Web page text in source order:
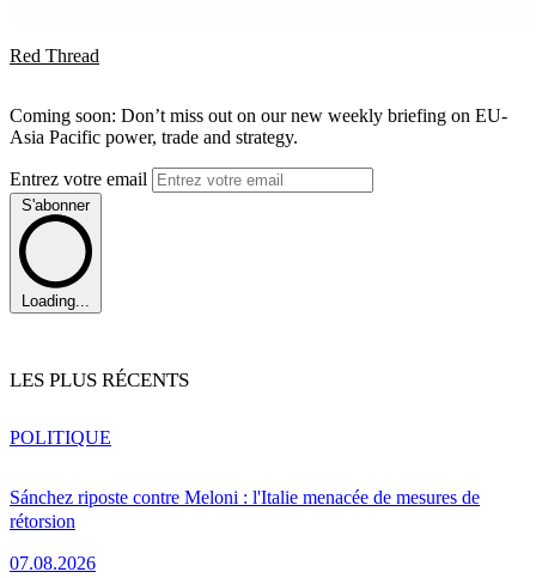
Red Thread
Coming soon: Don’t miss out on our new weekly briefing on EU-
Asia Pacific power, trade and strategy.
Entrez votre email
S'abonner
Loading...
LES PLUS RÉCENTS
Sánchez riposte contre Meloni : l'Italie menacée de mesures de
rétorsion
07.08.2026
POLITIQUE